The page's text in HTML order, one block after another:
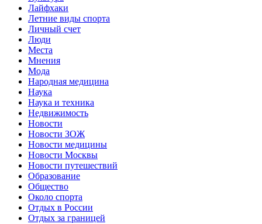
Лайфхаки
Летние виды спорта
Личный счет
Люди
Места
Мнения
Мода
Народная медицина
Наука
Наука и техника
Недвижимость
Новости
Новости ЗОЖ
Новости медицины
Новости Москвы
Новости путешествий
Образование
Общество
Около спорта
Отдых в России
Отдых за границей